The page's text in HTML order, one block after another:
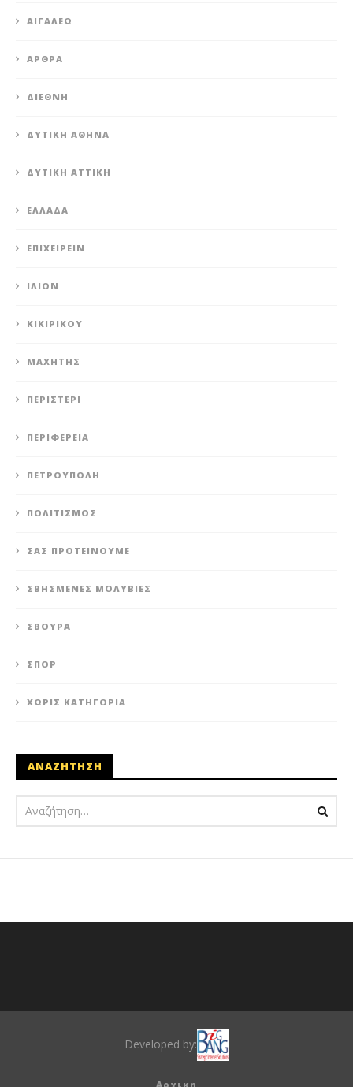
ΑΙΓΆΛΕΩ
ΆΡΘΡΑ
ΔΙΕΘΝΉ
ΔΥΤΙΚΉ ΑΘΉΝΑ
ΔΥΤΙΚΉ ΑΤΤΙΚΉ
ΕΛΛΆΔΑ
ΕΠΙΧΕΙΡΕΊΝ
ΊΛΙΟΝ
ΚΙΚΙΡΙΚΟΥ
ΜΑΧΗΤΗΣ
ΠΕΡΙΣΤΈΡΙ
ΠΕΡΙΦΈΡΕΙΑ
ΠΕΤΡΟΎΠΟΛΗ
ΠΟΛΙΤΙΣΜΌΣ
ΣΑΣ ΠΡΟΤΕΊΝΟΥΜΕ
ΣΒΗΣΜΈΝΕΣ ΜΟΛΥΒΙΈΣ
ΣΒΟΎΡΑ
ΣΠΟΡ
ΧΩΡΊΣ ΚΑΤΗΓΟΡΊΑ
ΑΝΑΖΗΤΗΣΗ
Developed by:
Αρχικη